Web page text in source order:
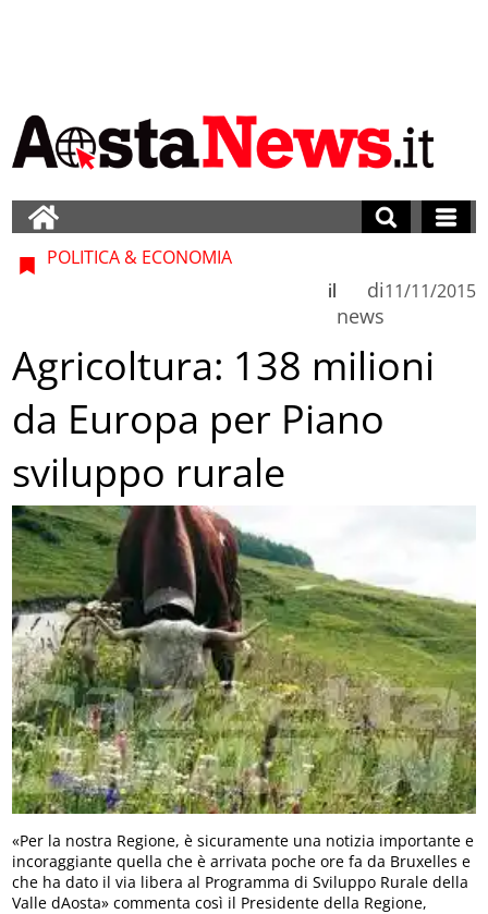
POLITICA & ECONOMIA
di
news
il 11/11/2015
Agricoltura: 138 milioni
da Europa per Piano
sviluppo rurale
«Per la nostra Regione, è sicuramente una notizia importante e
incoraggiante quella che è arrivata poche ore fa da Bruxelles e
che ha dato il via libera al Programma di Sviluppo Rurale della
Valle dAosta» commenta così il Presidente della Regione,